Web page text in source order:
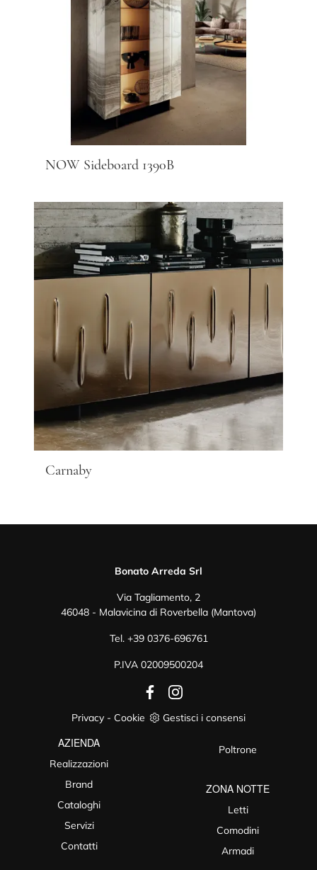
NOW Sideboard 1390B
Carnaby
Bonato Arreda Srl
Via Tagliamento, 2
46048 - Malavicina di Roverbella (Mantova)
Tel. +39 0376-696761
P.IVA 02009500204
Privacy - Cookie Gestisci i consensi
AZIENDA
Realizzazioni
Brand
Cataloghi
Servizi
Contatti
Poltrone
ZONA NOTTE
Letti
Comodini
Armadi